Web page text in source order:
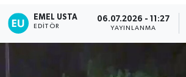
EMEL USTA
EDITÖR
06.07.2026 - 11:27
YAYINLANMA